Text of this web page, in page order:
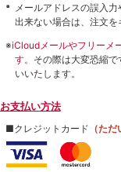
メールアドレスの誤入
出来ない場合は、注文を
※iCloudメールやフリーメ
す。 その際は大変恐縮
いいたします。
お支払い方法
■クレジットカード （た